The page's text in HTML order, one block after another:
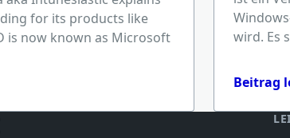
for its products like
is now known as Microsoft
wird. Es
Beitrag